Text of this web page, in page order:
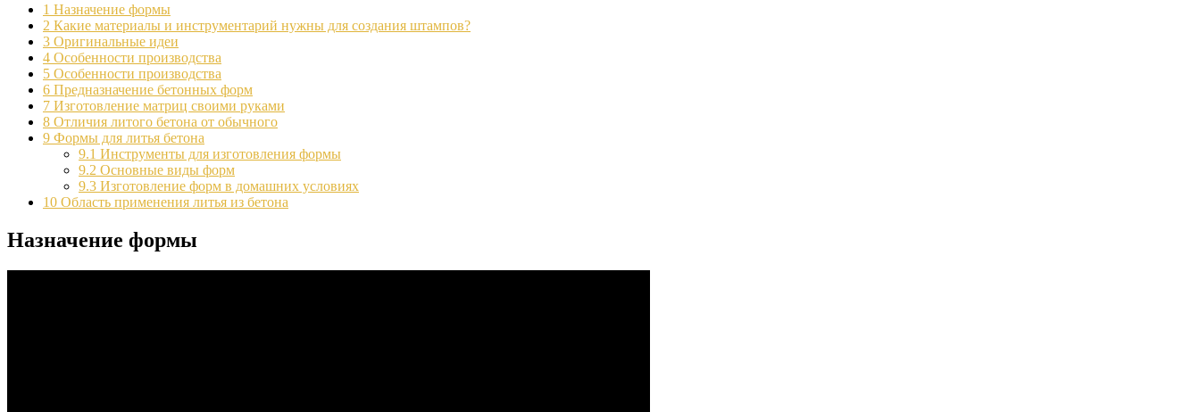
1 Назначение формы
2 Какие материалы и инструментарий нужны для создания штампов?
3 Оригинальные идеи
4 Особенности производства
5 Особенности производства
6 Предназначение бетонных форм
7 Изготовление матриц своими руками
8 Отличия литого бетона от обычного
9 Формы для литья бетона
9.1 Инструменты для изготовления формы
9.2 Основные виды форм
9.3 Изготовление форм в домашних условиях
10 Область применения литья из бетона
Назначение формы